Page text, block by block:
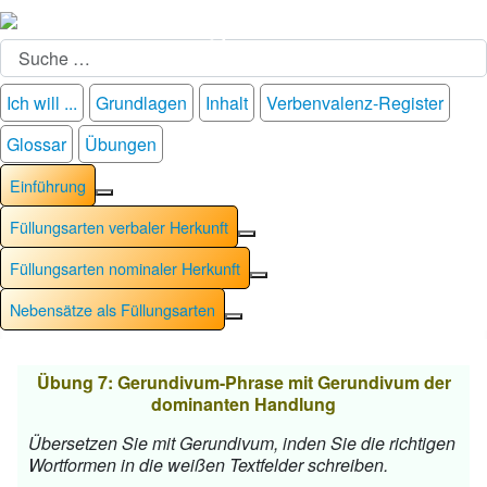
Suchen
Ich will ... Grundlagen Inhalt
Verbenvalenz-Register
Glossar
Übungen
Einführung
Weitere Informationen: Einführung
Füllungsarten verbaler Herkunft
Weitere Informationen:
Füllungsarten nominaler Herkunft
Weitere Informationen:
Nebensätze als Füllungsarten
Weitere Informationen:
Übung 7: Gerundivum-Phrase mit Gerundivum der
dominanten Handlung
Übersetzen Sie mit Gerundivum, inden Sie die richtigen
Wortformen in die weißen Textfelder schreiben.